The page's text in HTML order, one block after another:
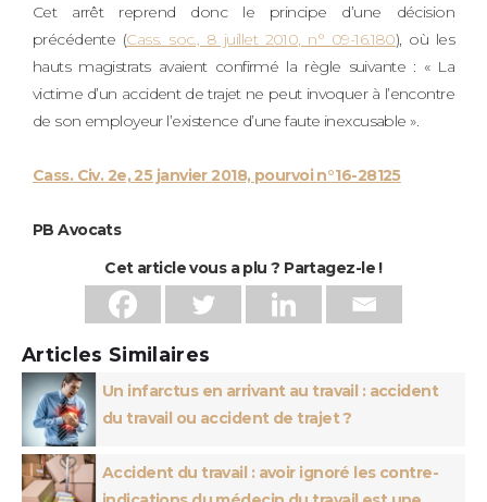
Cet arrêt reprend donc le principe d’une décision
précédente (Cass. soc., 8 juillet 2010, n° 09-16.180), où les
hauts magistrats avaient confirmé la règle suivante : « La
victime d’un accident de trajet ne peut invoquer à l’encontre
de son employeur l’existence d’une faute inexcusable ».
Cass. Civ. 2e, 25 janvier 2018, pourvoi n°16-28125
PB Avocats
Cet article vous a plu ? Partagez-le !
Articles Similaires
Un infarctus en arrivant au travail : accident
du travail ou accident de trajet ?
Accident du travail : avoir ignoré les contre-